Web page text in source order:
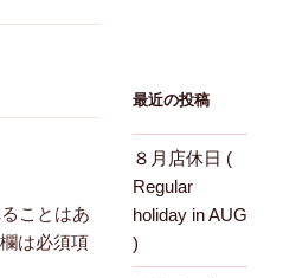
ことはあ
は必須項
最近の投稿
８月店休日 (
Regular
holiday in AUG
)